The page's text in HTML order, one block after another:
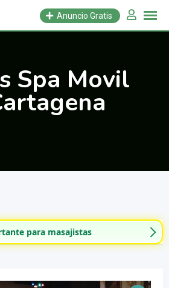
Anuncio Gratis
Spa Movil
para masajistas